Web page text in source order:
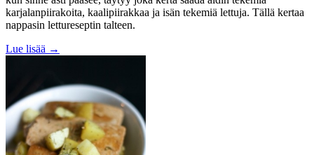
karjalanpiirakoita, kaalipiirakkaa ja isän tekemiä lettuja. Tällä kertaa
nappasin lettureseptin talteen.
Lue lisää →